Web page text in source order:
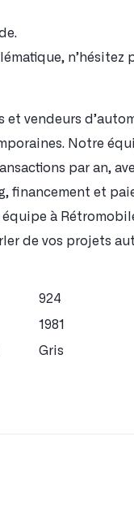
n’hésitez
et vendeurs
Notre
par an,
financement et
à
de vos projets
924
1981
Gris